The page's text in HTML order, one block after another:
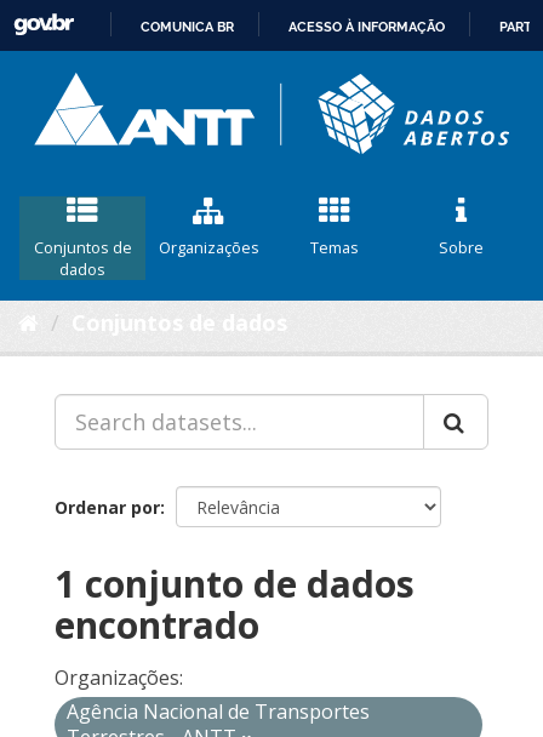
CONTEÚDO
COMUNICA BR ACESSO À INFORMAÇÃO
Conjuntos de
dados
Organizações Temas Sobre
Ordenar por
1 conjunto de dados
encontrado
Organizações:
Agência Nacional de Transportes